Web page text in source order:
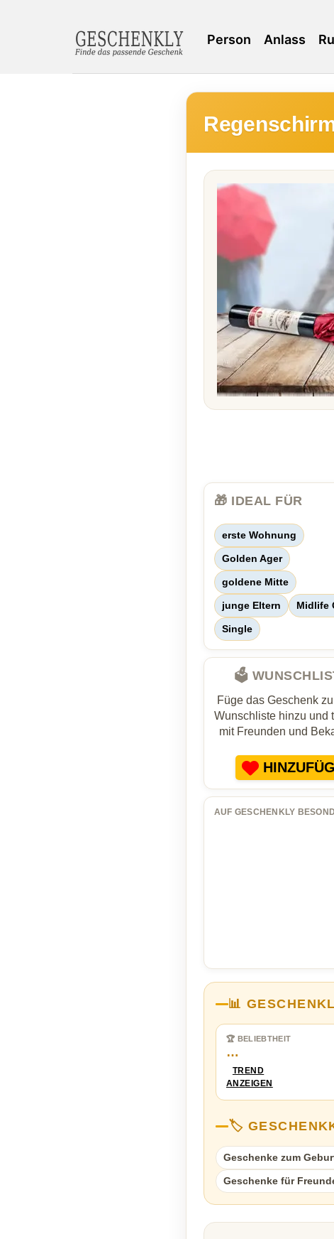
Person Anlass
🎁 IDEAL FÜR
erste Wohnung
Golden Ager
goldene Mitte
junge Eltern Midlife
Single
🗳️
Füge das Geschenk
Wunschliste hinzu und
mit Freunden und
AUF GESCHENKLY
📊
🏆 BELIEBTHEIT
…
TREND
ANZEIGEN
🏷️
Geschenke zum
Geschenke für